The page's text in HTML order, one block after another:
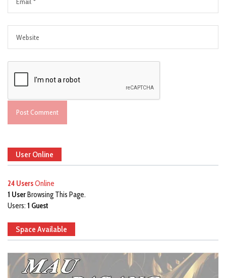
User Online
24 UsersOnline
1 UserBrowsing This Page.
Users: 1 Guest
Space Available